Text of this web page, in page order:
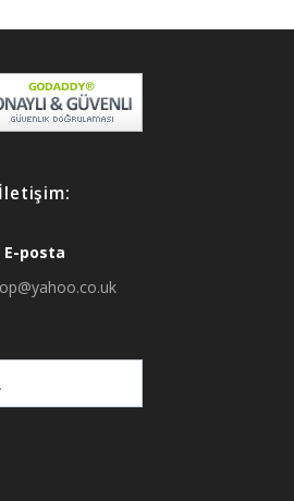
İletişim:
E-posta